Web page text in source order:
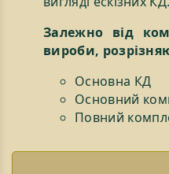
Залежно від
вироби,
Основна КД
Основний
Повний